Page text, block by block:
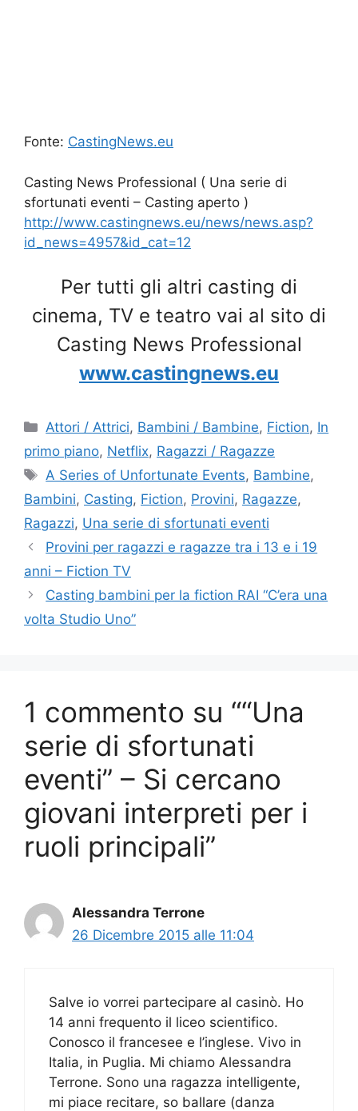
Fonte: CastingNews.eu
Casting News Professional ( Una serie di
sfortunati eventi – Casting aperto )
http://www.castingnews.eu/news/news.asp?
id_news=4957&id_cat=12
Per tutti gli altri casting di
cinema, TV e teatro vai al sito di
Casting News Professional
www.castingnews.eu
Categorie
Attori / Attrici, Bambini / Bambine, Fiction, In
primo piano, Netflix, Ragazzi / Ragazze
Tag
A Series of Unfortunate Events, Bambine,
Bambini, Casting, Fiction, Provini, Ragazze,
Ragazzi, Una serie di sfortunati eventi
Provini per ragazzi e ragazze tra i 13 e i 19
anni – Fiction TV
Casting bambini per la fiction RAI “C’era una
volta Studio Uno”
1 commento su ““Una
serie di sfortunati
eventi” – Si cercano
giovani interpreti per i
ruoli principali”
Alessandra Terrone
26 Dicembre 2015 alle 11:04
Salve io vorrei partecipare al casinò. Ho
14 anni frequento il liceo scientifico.
Conosco il francesee e l’inglese. Vivo in
Italia, in Puglia. Mi chiamo Alessandra
Terrone. Sono una ragazza intelligente,
mi piace recitare, so ballare (danza